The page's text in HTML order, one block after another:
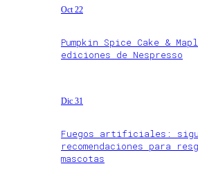
Oct 22
Pumpkin Spice Cake &
ediciones de Nespresso
Dic 31
Fuegos artificiales:
recomendaciones para
mascotas